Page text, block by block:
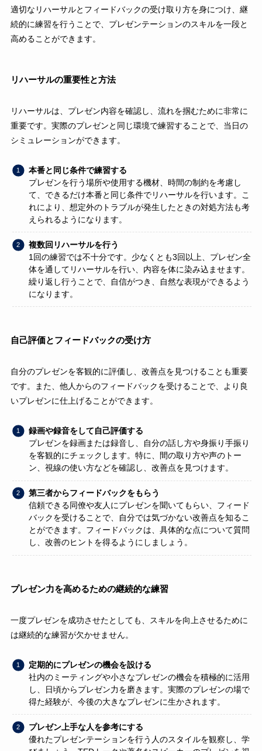
適切なリハーサルとフィードバックの受け取り方を身につけ、継
続的に練習を行うことで、プレゼンテーションのスキルを一段と
高めることができます。
リハーサルの重要性と方法
リハーサルは、プレゼン内容を確認し、流れを掴むために非常に
重要です。実際のプレゼンと同じ環境で練習することで、当日の
シミュレーションができます。
本番と同じ条件で練習する
プレゼンを行う場所や使用する機材、時間の制約を考慮し
て、できるだけ本番と同じ条件でリハーサルを行います。こ
れにより、想定外のトラブルが発生したときの対処方法も考
えられるようになります。
複数回リハーサルを行う
1回の練習では不十分です。少なくとも3回以上、プレゼン全
体を通してリハーサルを行い、内容を体に染み込ませます。
繰り返し行うことで、自信がつき、自然な表現ができるよう
になります。
自己評価とフィードバックの受け方
自分のプレゼンを客観的に評価し、改善点を見つけることも重要
です。また、他人からのフィードバックを受けることで、より良
いプレゼンに仕上げることができます。
録画や録音をして自己評価する
プレゼンを録画または録音し、自分の話し方や身振り手振り
を客観的にチェックします。特に、間の取り方や声のトー
ン、視線の使い方などを確認し、改善点を見つけます。
第三者からフィードバックをもらう
信頼できる同僚や友人にプレゼンを聞いてもらい、フィード
バックを受けることで、自分では気づかない改善点を知るこ
とができます。フィードバックは、具体的な点について質問
し、改善のヒントを得るようにしましょう。
プレゼン力を高めるための継続的な練習
一度プレゼンを成功させたとしても、スキルを向上させるために
は継続的な練習が欠かせません。
定期的にプレゼンの機会を設ける
社内のミーティングや小さなプレゼンの機会を積極的に活用
し、日頃からプレゼン力を磨きます。実際のプレゼンの場で
得た経験が、今後の大きなプレゼンに生かされます。
プレゼン上手な人を参考にする
優れたプレゼンテーションを行う人のスタイルを観察し、学